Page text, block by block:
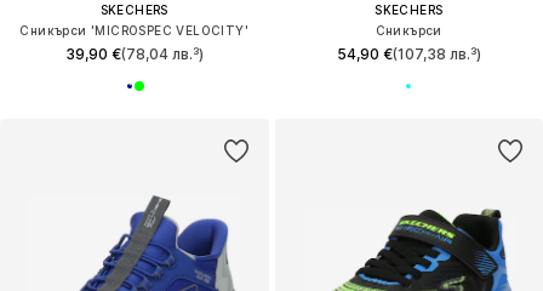
SKECHERS
Сникърси 'MICROSPEC VELOCITY'
39,90 €(78,04 лв.³)
SKECHERS
Сникърси
54,90 €(107,38 лв.³)